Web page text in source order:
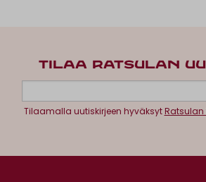
TILAA RATSULAN
Tilaamalla uutiskirjeen hyväksytRatsulan